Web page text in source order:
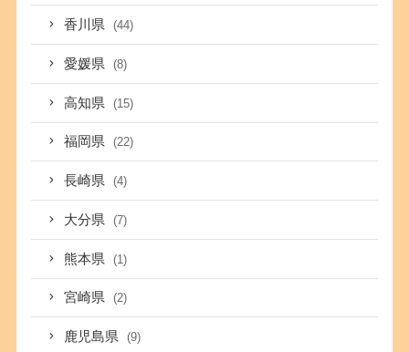
香川県 (44)
愛媛県 (8)
高知県 (15)
福岡県 (22)
長崎県 (4)
大分県 (7)
熊本県 (1)
宮崎県 (2)
鹿児島県 (9)